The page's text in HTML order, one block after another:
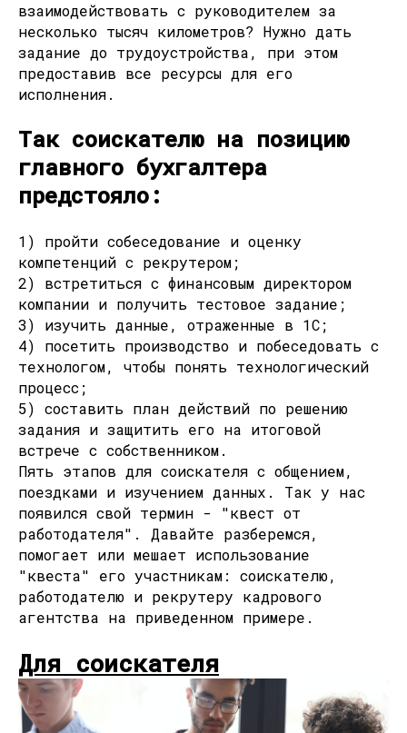
взаимодействовать с руководителем за
несколько тысяч километров? Нужно дать
задание до трудоустройства, при этом
предоставив все ресурсы для его
исполнения.
Так соискателю на позицию
главного бухгалтера
предстояло:
1) пройти собеседование и оценку
компетенций с рекрутером;
2) встретиться с финансовым директором
компании и получить тестовое задание;
3) изучить данные, отраженные в 1С;
4) посетить производство и побеседовать с
технологом, чтобы понять технологический
процесс;
5) составить план действий по решению
задания и защитить его на итоговой
встрече с собственником.
Пять этапов для соискателя с общением,
поездками и изучением данных. Так у нас
появился свой термин - "квест от
работодателя". Давайте разберемся,
помогает или мешает использование
"квеста" его участникам: соискателю,
работодателю и рекрутеру кадрового
агентства на приведенном примере.
Для соискателя